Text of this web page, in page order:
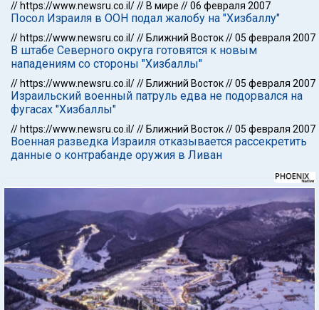
// https://www.newsru.co.il/// В мире //06 февраля 2007
Посол Израиля в ООН подал жалобу на "Хизбаллу"
// https://www.newsru.co.il/// Ближний Восток//05 февраля 2007
В штабе Северного округа готовятся к новым
нападениям со стороны "Хизбаллы"
// https://www.newsru.co.il/// Ближний Восток//05 февраля 2007
Израильский военный патруль едва не подорвался на
фугасах "Хизбаллы"
// https://www.newsru.co.il/// Ближний Восток//05 февраля 2007
Военная разведка Израиля отказывается рассекретить
данные о контрабанде оружия в Ливан